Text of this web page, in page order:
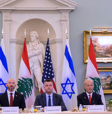
장
부 구축
조 마감 다
어려워" 취